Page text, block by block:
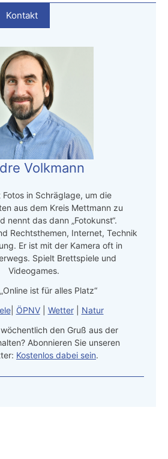
Kontakt
Volkmann
in Schräglage, um die
aus dem Kreis Mettmann zu
nennt das dann „Fotokunst“.
Rechtsthemen, Internet, Technik
Er ist mit der Kamera oft in
Spielt Brettspiele und
Videogames.
ist für alles Platz“
| ÖPNV| Wetter| Natur
den Gruß aus der
Abonnieren Sie unseren
Kostenlos dabei sein.